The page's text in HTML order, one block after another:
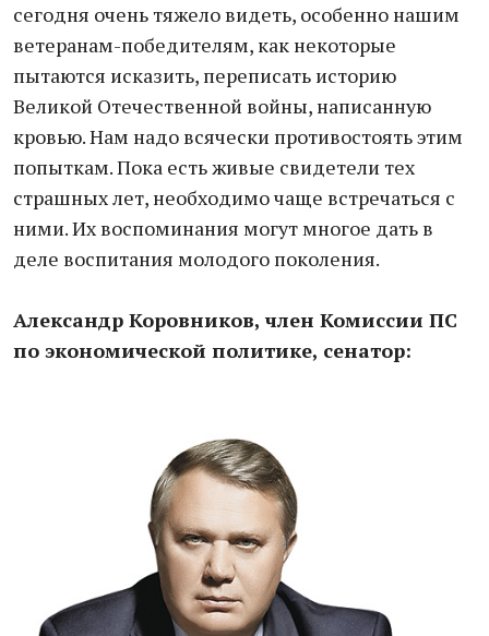
сегодня очень тяжело видеть, особенно нашим
ветеранам-победителям, как некоторые
пытаются исказить, переписать историю
Великой Отечественной войны, написанную
кровью. Нам надо всячески противостоять этим
попыткам. Пока есть живые свидетели тех
страшных лет, необходимо чаще встречаться с
ними. Их воспоминания могут многое дать в
деле воспитания молодого поколения.
Александр Коровников, член Комиссии ПС
по экономической политике, сенатор: